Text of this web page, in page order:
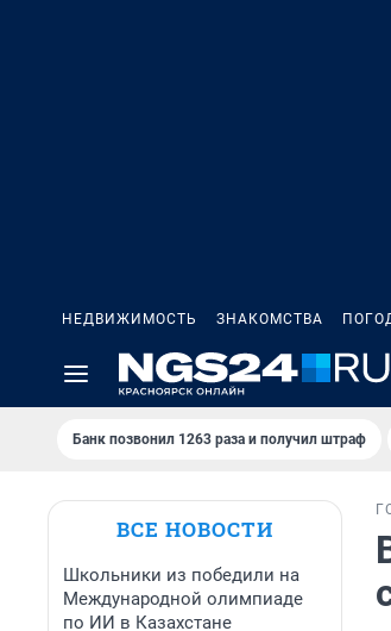
НЕДВИЖИМОСТЬ ЗНАКОМСТВА
Банк позвонил 1263 раза и получил штраф
ВСЕ НОВОСТИ
Школьники из победили на
Международной олимпиаде
по ИИ в Казахстане